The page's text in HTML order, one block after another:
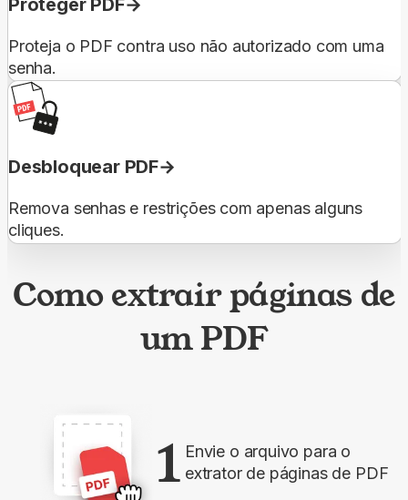
Proteger PDF
Proteja o PDF contra uso não autorizado com uma
senha.
Desbloquear PDF
Remova senhas e restrições com apenas alguns
cliques.
Como extrair páginas de
um PDF
1 Envie o arquivo para o
extrator de páginas de PDF